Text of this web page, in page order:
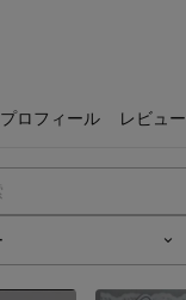
プロフィール レビュー